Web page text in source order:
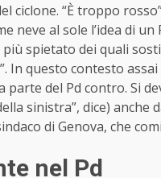
ciclone. “È troppo
neve al sole l’idea di
spietato dei quali
In questo contesto
parte del Pd contro. Si
sinistra”, dice) anche
di Genova, che
nel Pd